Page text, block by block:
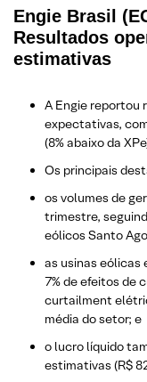
Engie Brasil
Resultados
estimativas
A Engie reportou
expectativas,
(8% abaixo da
Os principais
os volumes de
trimestre,
eólicos Santo
as usinas eólicas
7% de efeitos de
curtailment
média do setor; e
o lucro líquido
estimativas (R$